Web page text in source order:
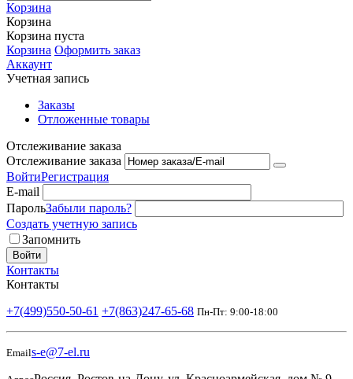
Корзина
Корзина
Корзина пуста
Корзина Оформить заказ
Аккаунт
Учетная запись
Заказы
Отложенные товары
Отслеживание заказа
Отслеживание заказа
ВойтиРегистрация
E-mail
ПарольЗабыли пароль?
Создать учетную запись
Запомнить
Войти
Контакты
Контакты
+7(499)550-50-61 +7(863)247-65-68 Пн-Пт: 9:00-18:00
Emails-e@7-el.ru